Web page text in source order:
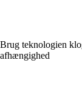
Brug teknologien
afhængighed